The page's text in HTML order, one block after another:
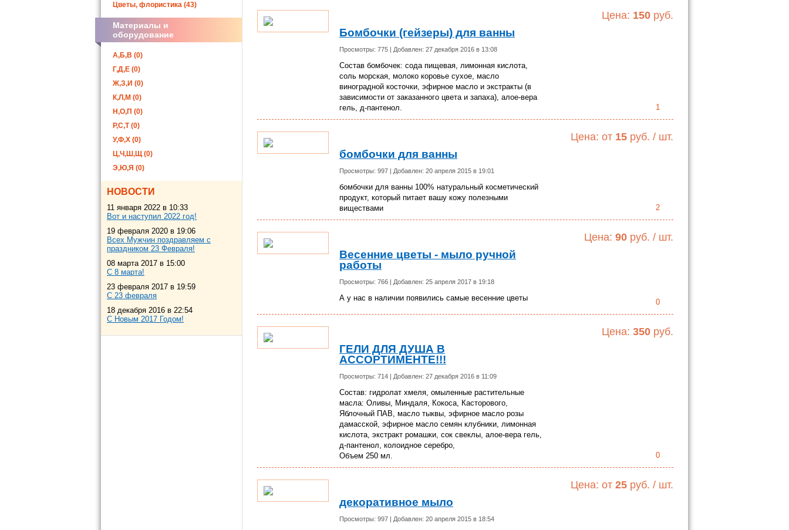
Бомбочки (гейзеры) для ванны
Просмотры: 775 | Добавлен: 27 декабря 2016 в 13:08
Состав бомбочек: сода пищевая, лимонная кислота,
соль морская, молоко коровье сухое, масло
виноградной косточки, эфирное масло и экстракты (в
зависимости от заказанного цвета и запаха), алое-вера
гель, д-пантенол.
Цена: 150 руб.
1
бомбочки для ванны
Просмотры: 997 | Добавлен: 20 апреля 2015 в 19:01
бомбочки для ванны 100% натуральный косметический
продукт, который питает вашу кожу полезными
виществами
Цена: от 15 руб. / шт.
2
Весенние цветы - мыло ручной
работы
Просмотры: 766 | Добавлен: 25 апреля 2017 в 19:18
А у нас в наличии появились самые весенние цветы
Цена: 90 руб. / шт.
0
ГЕЛИ ДЛЯ ДУША В
АССОРТИМЕНТЕ!!!
Просмотры: 714 | Добавлен: 27 декабря 2016 в 11:09
Состав: гидролат хмеля, омыленные растительные
масла: Оливы, Миндаля, Кокоса, Касторового,
Яблочный ПАВ, масло тыквы, эфирное масло розы
дамасской, эфирное масло семян клубники, лимонная
кислота, экстракт ромашки, сок свеклы, алое-вера гель,
д-пантенол, колоидное серебро,
Объем 250 мл.
Цена: 350 руб.
0
декоративное мыло
Просмотры: 997 | Добавлен: 20 апреля 2015 в 18:54
Цена: от 25 руб. / шт.
Цветы, флористика (43)
Материалы и
оборудование
А,Б,В (0)
Г,Д,Е (0)
Ж,З,И (0)
К,Л,М (0)
Н,О,П (0)
Р,С,Т (0)
У,Ф,Х (0)
Ц,Ч,Ш,Щ (0)
Э,Ю,Я (0)
НОВОСТИ
11 января 2022 в 10:33
Вот и наступил 2022 год!
19 февраля 2020 в 19:06
Всех Мужчин поздравляем с
праздником 23 Февраля!
08 марта 2017 в 15:00
С 8 марта!
23 февраля 2017 в 19:59
С 23 февраля
18 декабря 2016 в 22:54
С Новым 2017 Годом!